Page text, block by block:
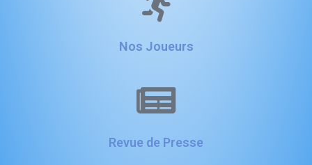
Nos Joueurs
Revue de Presse